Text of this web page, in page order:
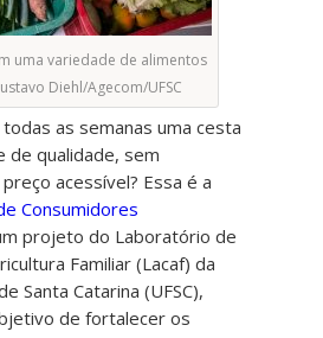
uma variedade de alimentos
Diehl/Agecom/UFSC
as semanas uma cesta
de qualidade, sem
acessível? Essa é a
Consumidores
projeto do Laboratório de
Familiar (Lacaf) da
Santa Catarina (UFSC),
de fortalecer os